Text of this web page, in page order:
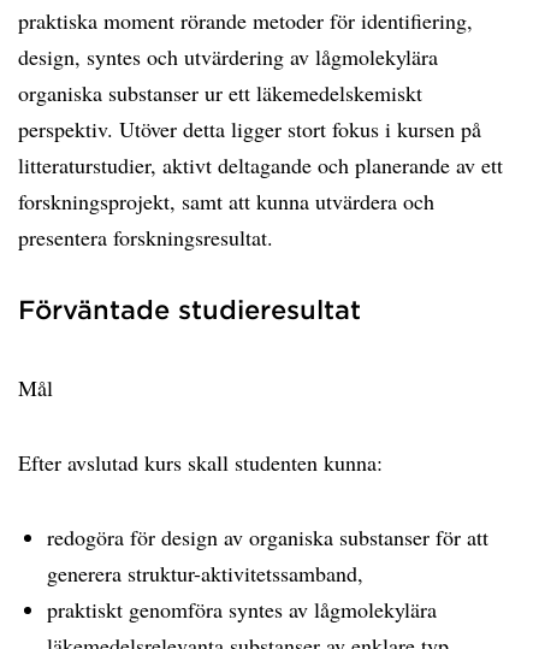
praktiska moment rörande metoder för identifiering,
design, syntes och utvärdering av lågmolekylära
organiska substanser ur ett läkemedelskemiskt
perspektiv. Utöver detta ligger stort fokus i kursen på
litteraturstudier, aktivt deltagande och planerande av ett
forskningsprojekt, samt att kunna utvärdera och
presentera forskningsresultat.
Förväntade studieresultat
Mål
Efter avslutad kurs skall studenten kunna:
redogöra för design av organiska substanser för att
generera struktur-aktivitetssamband,
praktiskt genomföra syntes av lågmolekylära